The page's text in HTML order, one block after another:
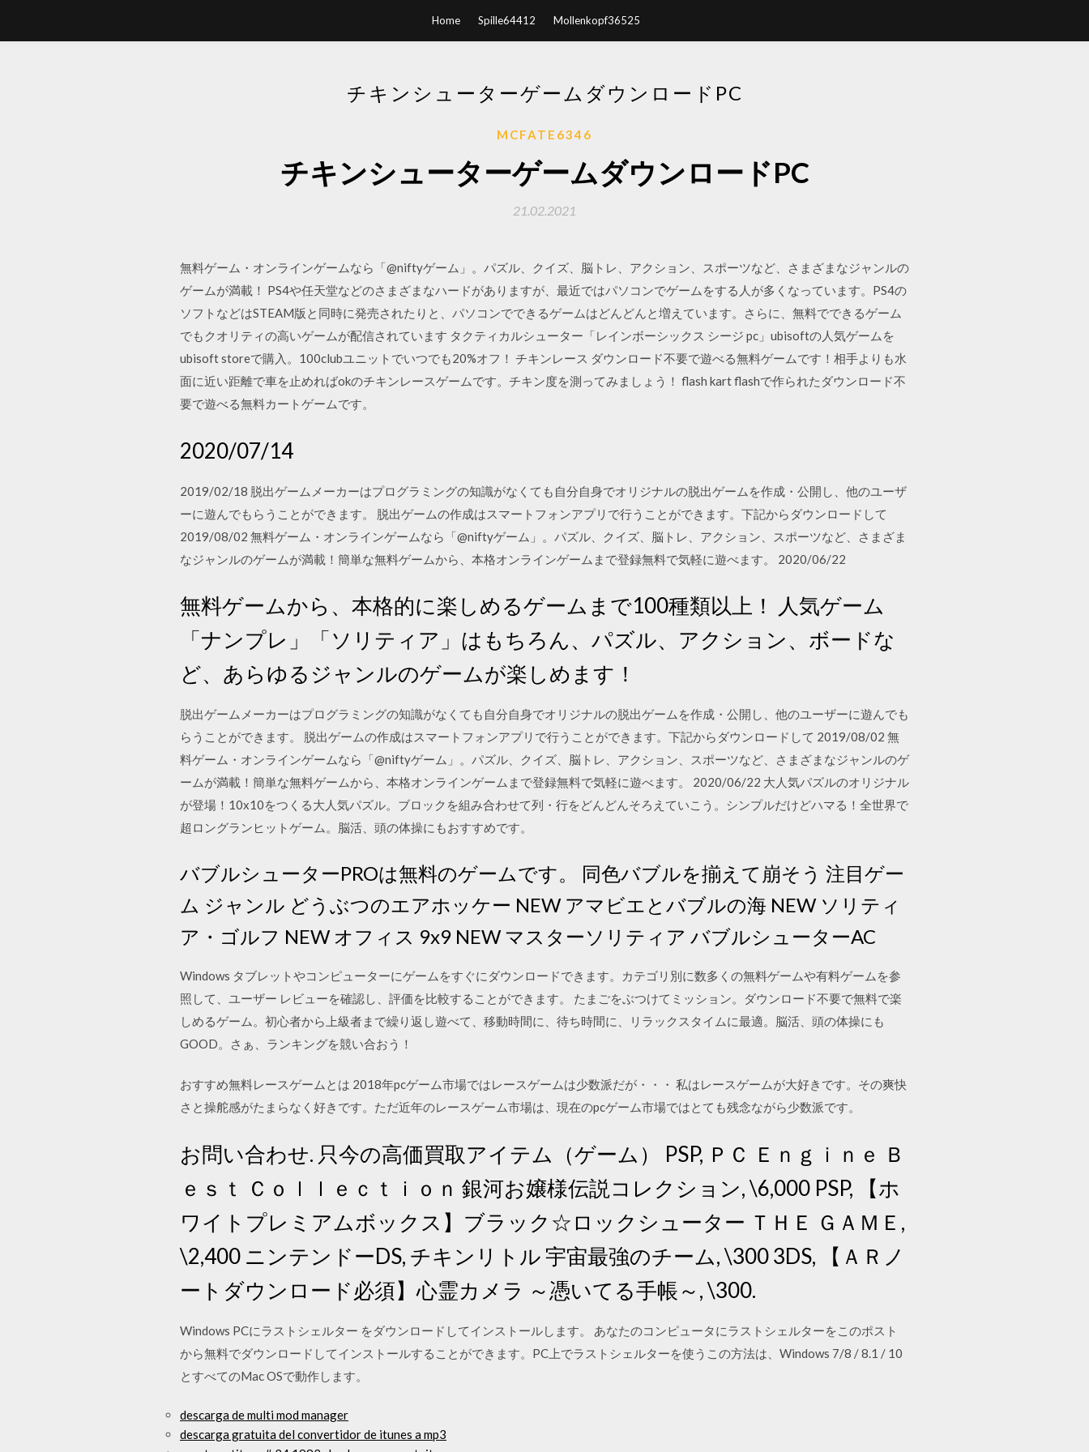
Home Spille64412 Mollenkopf36525
チキンシューターゲームダウンロードPC
MCFATE6346
チキンシューターゲームダウンロードPC
21.02.2021
無料ゲーム・オンラインゲームなら「@niftyゲーム」。パズル、クイズ、脳トレ、アクション、スポーツなど、さまざまなジャンルの
ゲームが満載！ PS4や任天堂などのさまざまなハードがありますが、最近ではパソコンでゲームをする人が多くなっています。PS4の
ソフトなどはSTEAM版と同時に発売されたりと、パソコンでできるゲームはどんどんと増えています。さらに、無料でできるゲーム
でもクオリティの高いゲームが配信されています タクティカルシューター「レインボーシックス シージ pc」ubisoftの人気ゲームを
ubisoft storeで購入。100clubユニットでいつでも20%オフ！ チキンレース ダウンロード不要で遊べる無料ゲームです！相手よりも水
面に近い距離で車を止めればokのチキンレースゲームです。チキン度を測ってみましょう！ flash kart flashで作られたダウンロード不
要で遊べる無料カートゲームです。
2020/07/14
2019/02/18 脱出ゲームメーカーはプログラミングの知識がなくても自分自身でオリジナルの脱出ゲームを作成・公開し、他のユーザ
ーに遊んでもらうことができます。 脱出ゲームの作成はスマートフォンアプリで行うことができます。下記からダウンロードして
2019/08/02 無料ゲーム・オンラインゲームなら「@niftyゲーム」。パズル、クイズ、脳トレ、アクション、スポーツなど、さまざま
なジャンルのゲームが満載！簡単な無料ゲームから、本格オンラインゲームまで登録無料で気軽に遊べます。 2020/06/22
無料ゲームから、本格的に楽しめるゲームまで100種類以上！ 人気ゲーム
「ナンプレ」「ソリティア」はもちろん、パズル、アクション、ボードな
ど、あらゆるジャンルのゲームが楽しめます！
脱出ゲームメーカーはプログラミングの知識がなくても自分自身でオリジナルの脱出ゲームを作成・公開し、他のユーザーに遊んでも
らうことができます。 脱出ゲームの作成はスマートフォンアプリで行うことができます。下記からダウンロードして 2019/08/02 無
料ゲーム・オンラインゲームなら「@niftyゲーム」。パズル、クイズ、脳トレ、アクション、スポーツなど、さまざまなジャンルのゲ
ームが満載！簡単な無料ゲームから、本格オンラインゲームまで登録無料で気軽に遊べます。 2020/06/22 大人気パズルのオリジナル
が登場！10x10をつくる大人気パズル。ブロックを組み合わせて列・行をどんどんそろえていこう。シンプルだけどハマる！全世界で
超ロングランヒットゲーム。脳活、頭の体操にもおすすめです。
バブルシューターPROは無料のゲームです。 同色バブルを揃えて崩そう 注目ゲー
ム ジャンル どうぶつのエアホッケー NEW アマビエとバブルの海 NEW ソリティ
ア・ゴルフ NEW オフィス 9x9 NEW マスターソリティア バブルシューターAC
Windows タブレットやコンピューターにゲームをすぐにダウンロードできます。カテゴリ別に数多くの無料ゲームや有料ゲームを参
照して、ユーザー レビューを確認し、評価を比較することができます。 たまごをぶつけてミッション。ダウンロード不要で無料で楽
しめるゲーム。初心者から上級者まで繰り返し遊べて、移動時間に、待ち時間に、リラックスタイムに最適。脳活、頭の体操にも
GOOD。さぁ、ランキングを競い合おう！
おすすめ無料レースゲームとは 2018年pcゲーム市場ではレースゲームは少数派だが・・・ 私はレースゲームが大好きです。その爽快
さと操舵感がたまらなく好きです。ただ近年のレースゲーム市場は、現在のpcゲーム市場ではとても残念ながら少数派です。
お問い合わせ. 只今の高価買取アイテム（ゲーム） PSP, ＰＣ Ｅｎｇｉｎｅ Ｂ
ｅｓｔ Ｃｏｌｌｅｃｔｉｏｎ 銀河お嬢様伝説コレクション, \6,000 PSP, 【ホ
ワイトプレミアムボックス】ブラック☆ロックシューター ＴＨＥ ＧＡＭＥ,
\2,400 ニンテンドーDS, チキンリトル 宇宙最強のチーム, \300 3DS, 【ＡＲノ
ートダウンロード必須】心霊カメラ ～憑いてる手帳～, \300.
Windows PCにラストシェルター をダウンロードしてインストールします。 あなたのコンピュータにラストシェルターをこのポスト
から無料でダウンロードしてインストールすることができます。PC上でラストシェルターを使うこの方法は、Windows 7/8 / 8.1 / 10
とすべてのMac OSで動作します。
descarga de multi mod manager
descarga gratuita del convertidor de itunes a mp3